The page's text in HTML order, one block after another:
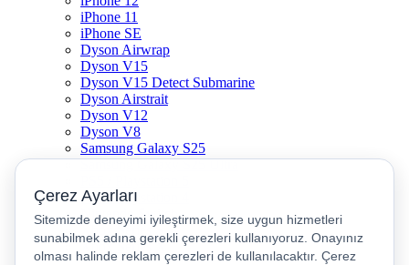
iPhone 11
iPhone SE
Dyson Airwrap
Dyson V15
Dyson V15 Detect Submarine
Dyson Airstrait
Dyson V12
Dyson V8
Samsung Galaxy S25
Samsung Galaxy S25 Ultra
PS4 / Playstation 4
Nintendo Switch
Xbox Series S
Xbox Series X